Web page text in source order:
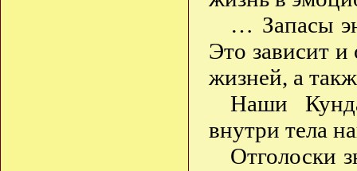
… Запасы
Это зависит и
жизней, а
Наши
внутри тела
Отголоски